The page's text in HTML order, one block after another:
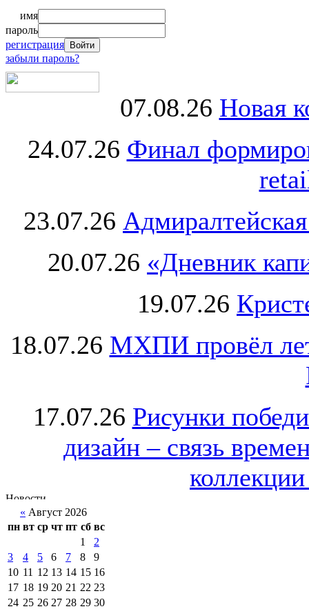
имя
пароль
регистрация
забыли пароль?
07.08.26 Новая
24.07.26 Финал
23.07.26
20.07.26 «Дневник
19.07.26
18.07.26 МХПИ провёл
17.07.26 Рисунки
дизайн – связь
« Август 2026
пн вт ср чт пт сб вс
1
2
3
4 5 6 7 8
9
10 11 12 13 14 15 16
17 18 19 20 21 22 23
24 25 26 27 28 29 30